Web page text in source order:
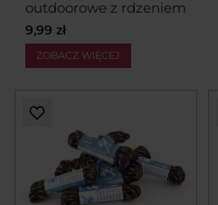
outdoorowe z rdzeniem
9,99 zł
ZOBACZ WIĘCEJ